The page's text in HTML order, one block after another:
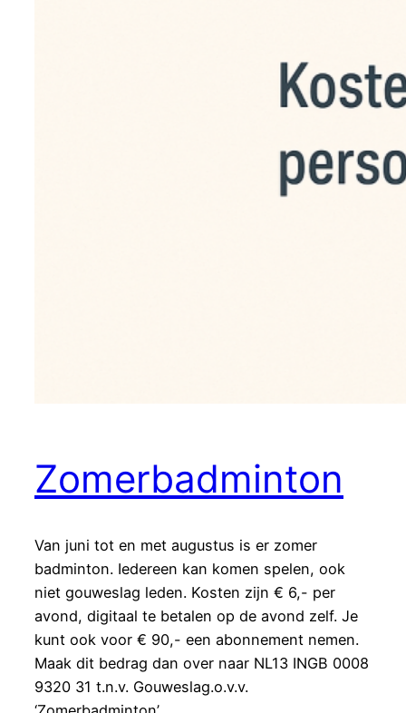
Zomerbadminton
Van juni tot en met augustus is er zomer
badminton. Iedereen kan komen spelen, ook
niet gouweslag leden. Kosten zijn € 6,- per
avond, digitaal te betalen op de avond zelf. Je
kunt ook voor € 90,- een abonnement nemen.
Maak dit bedrag dan over naar NL13 INGB 0008
9320 31 t.n.v. Gouweslag.o.v.v.